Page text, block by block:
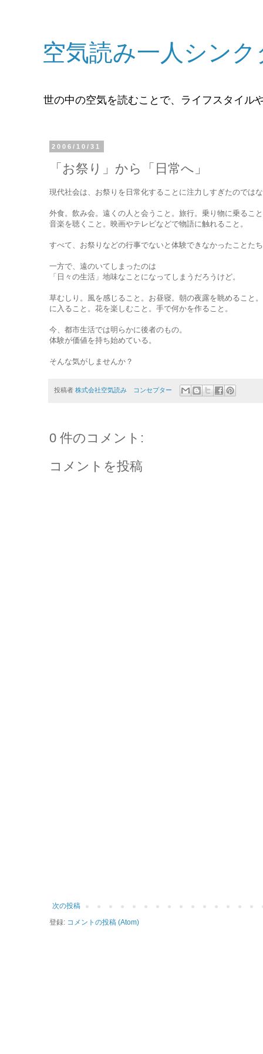
空気読み一人シン
世の中の空気を読むことで、ライフスタイル
2006/10/31
「お祭り」から「日常へ」
現代社会は、お祭りを日常化することに注力しすぎたのでは
外食。飲み会。遠くの人と会うこと。旅行。乗り物に乗るこ
音楽を聴くこと。映画やテレビなどで物語に触れること。
すべて、お祭りなどの行事でないと体験できなかったことた
一方で、遠のいてしまったのは
「日々の生活」地味なことになってしまうだろうけど。
草むしり。風を感じること。お昼寝。朝の夜露を眺めること
に入ること。花を楽しむこと。手で何かを作ること。
今、都市生活では明らかに後者のもの。
体験が価値を持ち始めている。
そんな気がしませんか？
投稿者 株式会社空気読み コンセプター
0 件のコメント:
コメントを投稿
次の投稿
登録: コメントの投稿 (Atom)